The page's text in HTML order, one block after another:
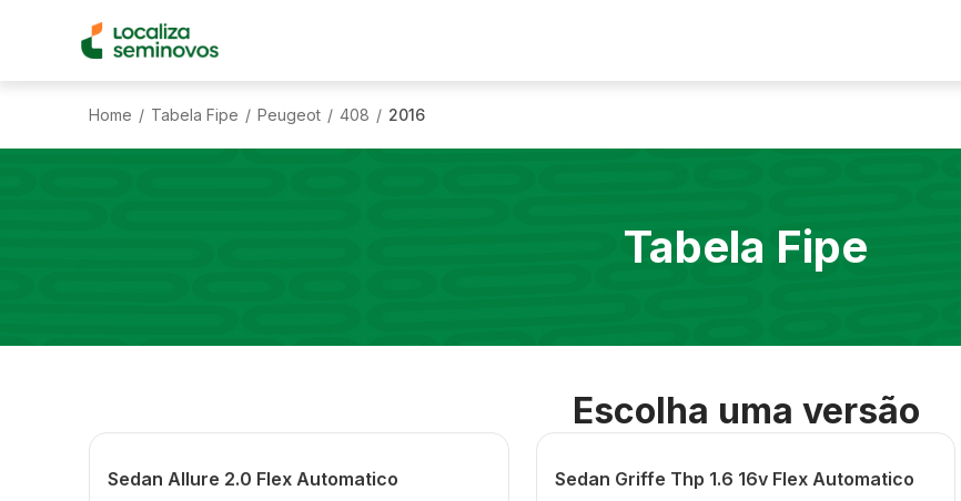
Home / Tabela Fipe / Peugeot / 408 / 2016
Tabela Fipe
Escolha uma versão
Sedan Allure 2.0 Flex Automatico Sedan Griffe Thp 1.6 16v Flex Automatico